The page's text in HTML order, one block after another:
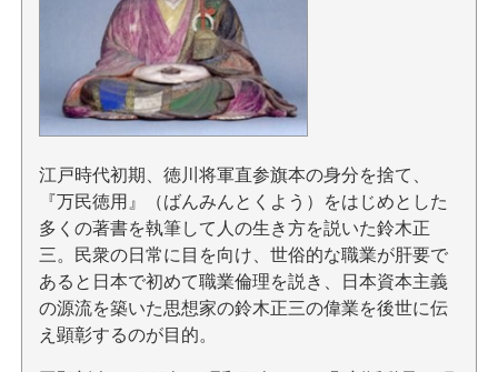
江戸時代初期、徳川将軍直参旗本の身分を捨て、
『万民徳用』（ばんみんとくよう）をはじめとした
多くの著書を執筆して人の生き方を説いた鈴木正
三。民衆の日常に目を向け、世俗的な職業が肝要で
あると日本で初めて職業倫理を説き、日本資本主義
の源流を築いた思想家の鈴木正三の偉業を後世に伝
え顕彰するのが目的。